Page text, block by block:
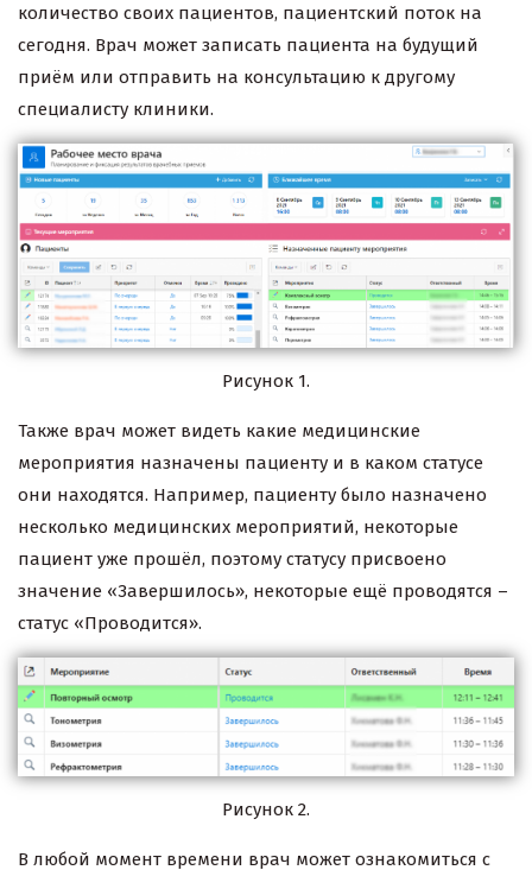
количество своих пациентов, пациентский поток на
сегодня. Врач может записать пациента на будущий
приём или отправить на консультацию к другому
специалисту клиники.
Рисунок 1.
Также врач может видеть какие медицинские
мероприятия назначены пациенту и в каком статусе
они находятся. Например, пациенту было назначено
несколько медицинских мероприятий, некоторые
пациент уже прошёл, поэтому статусу присвоено
значение «Завершилось», некоторые ещё проводятся –
статус «Проводится».
Рисунок 2.
В любой момент времени врач может ознакомиться с